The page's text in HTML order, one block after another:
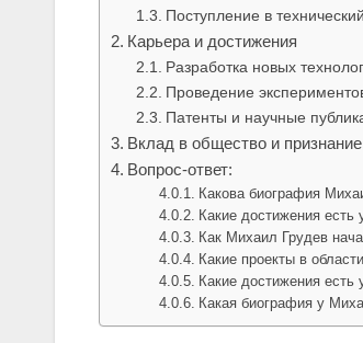
Поступление в
Карьера и достижения
Разработка новых
Проведение
Патенты и научные
Вклад в общество и признание
Вопрос-ответ:
Какова биография
Какие достижения
Как Михаил Грудев
Какие проекты в
Какие достижения
Какая биография у